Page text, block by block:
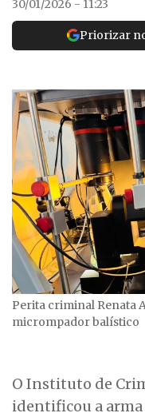
30/01/2026 - 11:23
Priorizar
Perita criminal Renata
micrompador balístico
O Instituto de
identificou a